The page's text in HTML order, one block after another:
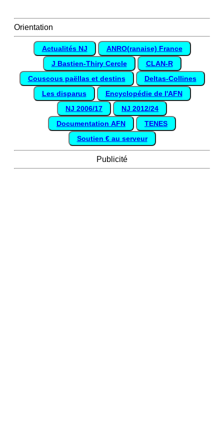
Orientation
Actualités NJ
ANRO(ranaise) France
J Bastien-Thiry Cercle
CLAN-R
Couscous paëllas et destins
Deltas-Collines
Les disparus
Encyclopédie de l'AFN
NJ 2006/17
NJ 2012/24
Documentation AFN
TENES
Soutien € au serveur
Publicité